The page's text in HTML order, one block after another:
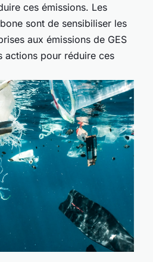
ces émissions. Les
sont de sensibiliser les
aux émissions de GES
actions pour réduire ces